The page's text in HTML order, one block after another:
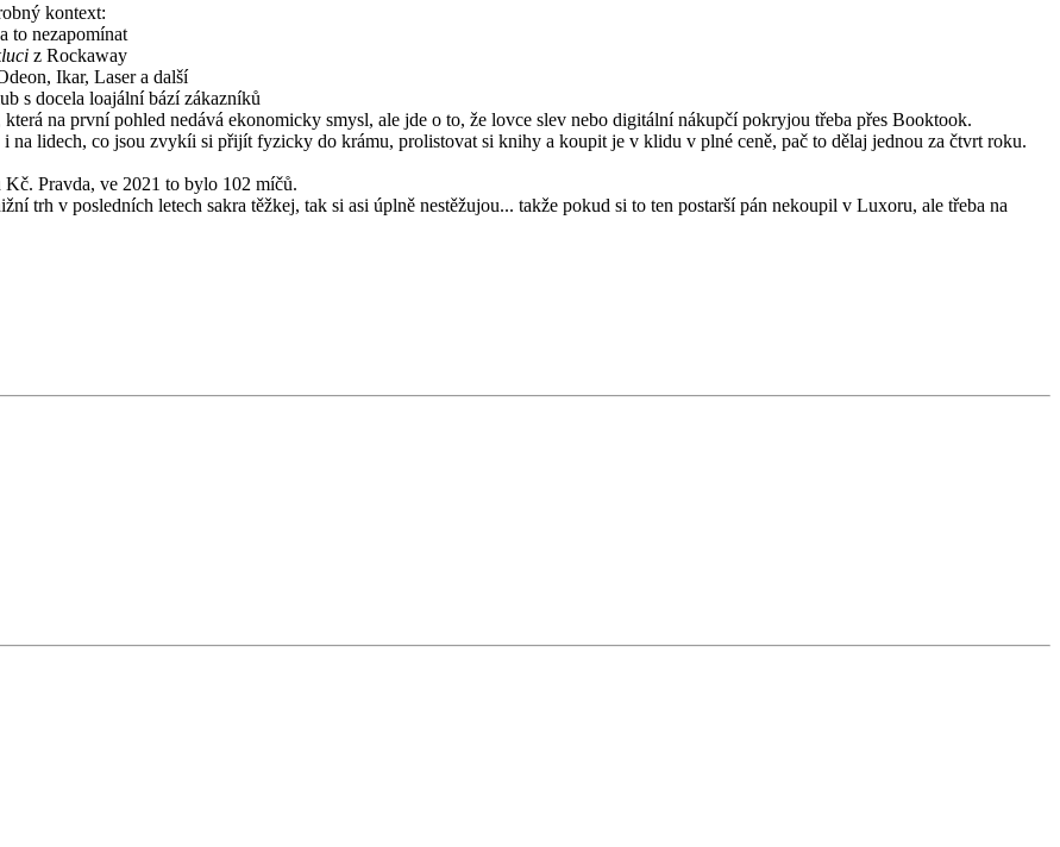
kontext:
to nezapomínat
z Rockaway
Ikar, Laser a další
s docela loajální bází zákazníků
na první pohled nedává ekonomicky smysl, ale jde o to, že lovce slev nebo digitální nákupčí pokryjou třeba přes Booktook.
lidech, co jsou zvykíi si přijít fyzicky do krámu, prolistovat si knihy a koupit je v klidu v plné ceně, pač to dělaj jednou za čtvrt roku.
Pravda, ve 2021 to bylo 102 míčů.
trh v posledních letech sakra těžkej, tak si asi úplně nestěžujou... takže pokud si to ten postarší pán nekoupil v Luxoru, ale třeba na